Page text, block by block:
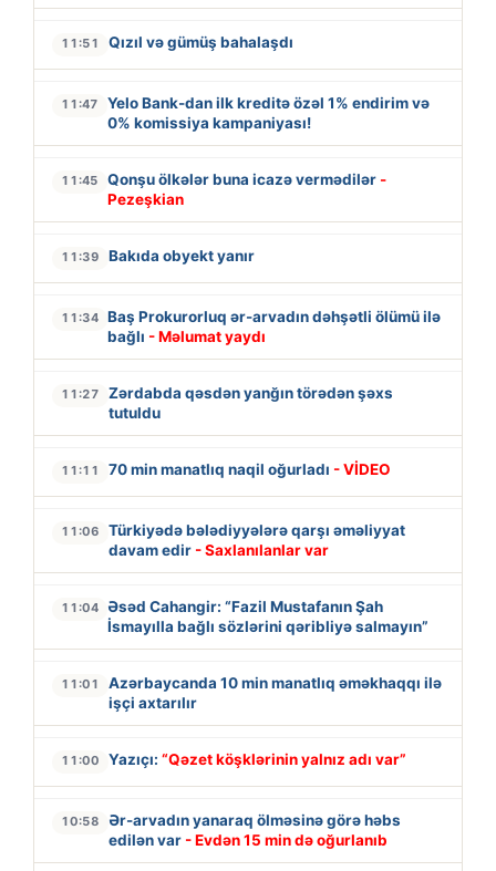
11:51 Qızıl və gümüş bahalaşdı
11:47
Yelo Bank-dan ilk kreditə özəl 1% endirim və
0% komissiya kampaniyası!
11:45 Qonşu ölkələr buna icazə vermədilər -
Pezeşkian
11:39 Bakıda obyekt yanır
11:34 Baş Prokurorluq ər-arvadın dəhşətli ölümü ilə
bağlı - Məlumat yaydı
11:27
Zərdabda qəsdən yanğın törədən şəxs
tutuldu
11:11 70 min manatlıq naqil oğurladı - VİDEO
11:06
Türkiyədə bələdiyyələrə qarşı əməliyyat
davam edir - Saxlanılanlar var
11:04
Əsəd Cahangir: “Fazil Mustafanın Şah
İsmayılla bağlı sözlərini qəribliyə salmayın”
11:01
Azərbaycanda 10 min manatlıq əməkhaqqı ilə
işçi axtarılır
11:00 Yazıçı: “Qəzet köşklərinin yalnız adı var”
10:58
Ər-arvadın yanaraq ölməsinə görə həbs
edilən var - Evdən 15 min də oğurlanıb